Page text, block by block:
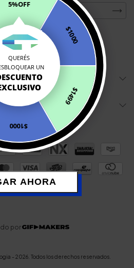
por
- 2026. Todos los derechos reservados.
QUERÉS
UN
5%OFF
$1000
$1499
$1000
AHORA